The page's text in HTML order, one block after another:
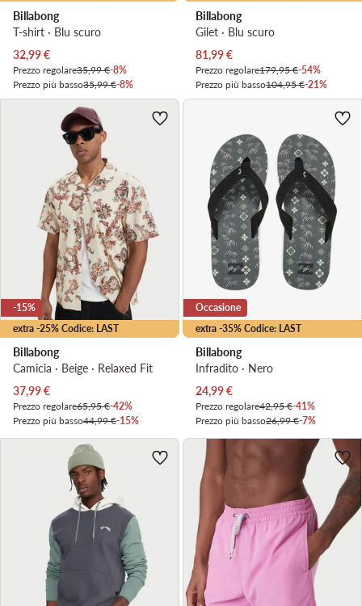
Billabong
T-shirt · Blu scuro
Prezzo attuale
32,99€
Prezzo regolare35,99 €-8%
Prezzo più basso35,99 €-8%
Billabong
Gilet · Blu scuro
Prezzo attuale
81,99€
Prezzo regolare179,95 €-54%
Prezzo più basso104,95 €-21%
extra -25% Codice: LAST
-15%
Billabong
Camicia · Beige · Relaxed Fit
Prezzo attuale
37,99€
Prezzo regolare65,95 €-42%
Prezzo più basso44,99 €-15%
extra -35% Codice: LAST
Occasione
Billabong
Infradito · Nero
Prezzo attuale
24,99€
Prezzo regolare42,95 €-41%
Prezzo più basso26,99 €-7%